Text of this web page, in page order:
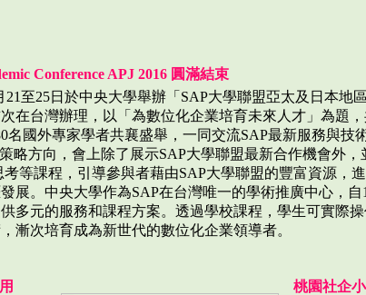
Conference APJ 2016 圓滿結束
21至25日於中央大學舉辦「SAP大學聯盟亞太及日本地
在台灣辦理，以「為數位化企業培育未來人才」為題
名國外專家學者共襄盛舉，一同交流SAP最新服務與技
略方向，會上除了展示SAP大學聯盟最新合作機會外
考等課程，引導參與者藉由SAP大學聯盟的豐富資源，
展。中央大學作為SAP在台灣唯一的學術推廣中心，自
多元的服務和課程方案。透過學校課程，學生可實際
漸次培育成為新世代的數位化企業領導者。
桃園社企